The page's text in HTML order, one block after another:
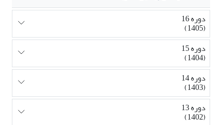
دوره 16
(1405)
دوره 15
(1404)
دوره 14
(1403)
دوره 13
(1402)